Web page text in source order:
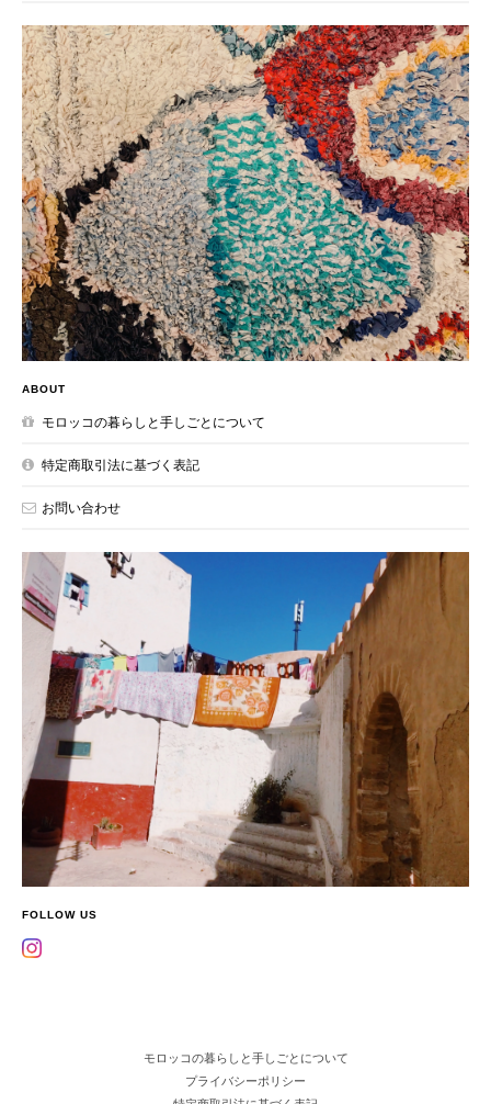
ABOUT
モロッコの暮らしと手しごとについて
特定商取引法に基づく表記
お問い合わせ
FOLLOW US
モロッコの暮らしと手しごとについて
プライバシーポリシー